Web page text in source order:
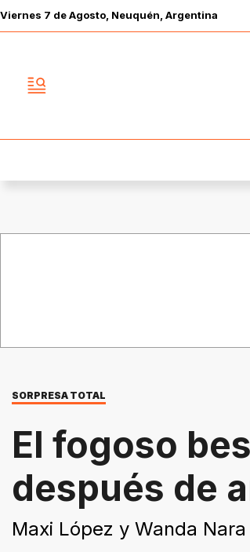
Viernes 7 deAgosto , Neuquén, Argentina
SORPRESA TOTAL
El fogoso
después de
Maxi López y Wanda